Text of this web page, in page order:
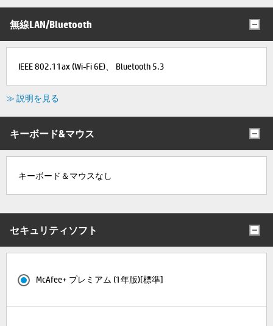
無線LAN/Bluetooth
IEEE 802.11ax (Wi-Fi 6E)、 Bluetooth 5.3
≫ 説明を見る
キーボード&マウス
キーボード＆マウスなし
セキュリティソフト
McAfee+ プレミアム (1年版)[標準]